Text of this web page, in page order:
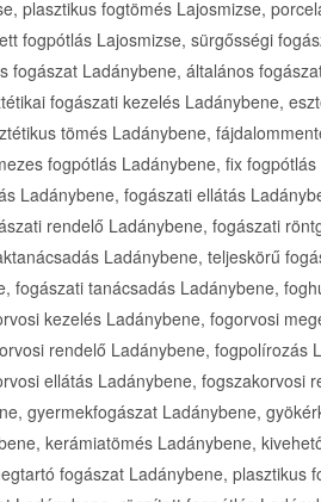
plasztikus fogtömés Lajosmizse,
fogpótlás Lajosmizse, sürgősségi
Ladánybene, általános
fogászati kezelés Ladánybene,
tömés Ladánybene,
fogpótlás Ladánybene, fix
Ladánybene, fogászati ellátás
rendelő Ladánybene, fogászati
Ladánybene, teljeskörű
fogászati tanácsadás Ladánybene,
kezelés Ladánybene, fogorvosi
rendelő Ladánybene, fogpolírozás
ellátás Ladánybene, fogszakorvosi
gyermekfogászat Ladánybene,
kerámiatömés Ladánybene,
fogászat Ladánybene, plasztikus